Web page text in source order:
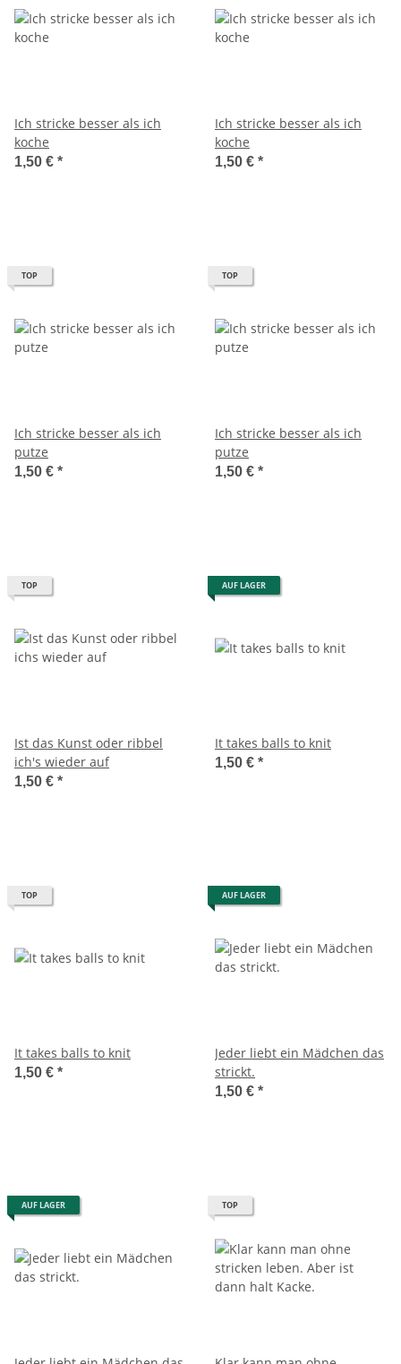
Ich stricke besser als ich
koche
1,50 € *
Ich stricke besser als ich
koche
1,50 € *
TOP
Ich stricke besser als ich
putze
1,50 € *
TOP
Ich stricke besser als ich
putze
1,50 € *
TOP
Ist das Kunst oder ribbel
ich's wieder auf
1,50 € *
AUF LAGER
It takes balls to knit
1,50 € *
TOP
It takes balls to knit
1,50 € *
AUF LAGER
Jeder liebt ein Mädchen das
strickt.
1,50 € *
AUF LAGER TOP